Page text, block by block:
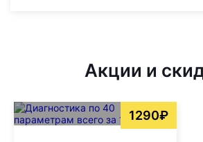
Акции и
1290₽